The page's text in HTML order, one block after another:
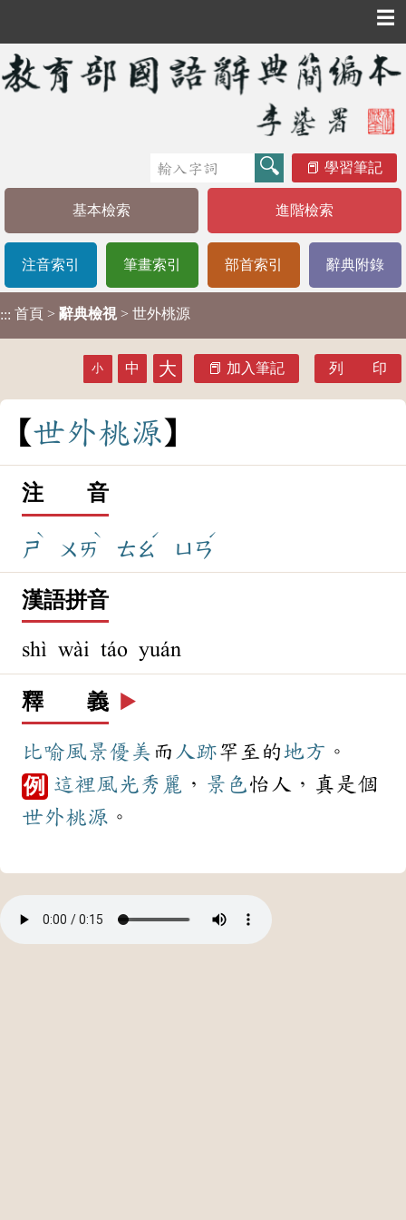
☰
學習筆記
基本檢索 進階檢索
注音索引 筆畫索引 部首索引 辭典附錄
::: 首頁 > 辭典檢視 > 世外桃源
小 中 大 加入筆記 列 印
世外桃源
注 音
ㄕ
ˋ
ㄨㄞ
ˋ
ㄊㄠ
ˊ
ㄩㄢ
ˊ
漢語拼音
shì wài táo yuán
釋 義 ▶️
比喻風景優美 而 人跡罕至的地方 。
例 這裡風光秀麗 ， 景色怡人，真是個
世外桃源 。